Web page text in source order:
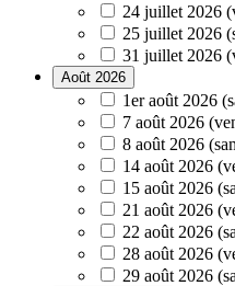
24 juillet 2026
25 juillet 2026
31 juillet 2026
Août 2026
1er août 2026
7 août 2026
8 août 2026
14 août 2026
15 août 2026
21 août 2026
22 août 2026
28 août 2026
29 août 2026